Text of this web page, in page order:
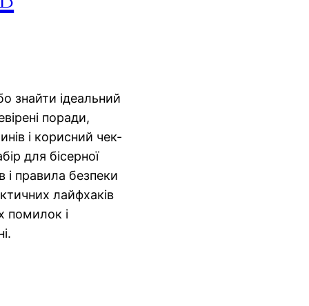
знайти ідеальний
поради,
і корисний чек-
для бісерної
і правила безпеки
лайфхаків
помилок і